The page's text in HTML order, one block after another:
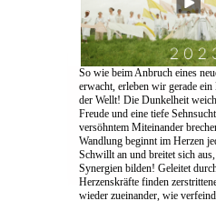
So wie beim Anbruch eines
erwacht, erleben wir gerade
der Wellt! Die Dunkelheit
Freude und eine tiefe
versöhntem Miteinander
Wandlung beginnt im Herzen
Schwillt an und breitet sich
Synergien bilden! Geleitet
Herzenskräfte finden
wieder zueinander, wie